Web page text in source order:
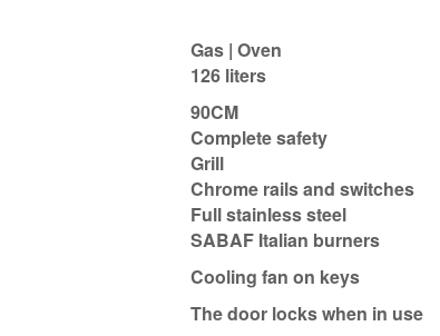
Gas | Oven
126 liters
90CM
Complete safety
Grill
Chrome rails and switches
Full stainless steel
SABAF Italian burners
Cooling fan on keys
The door locks when in use